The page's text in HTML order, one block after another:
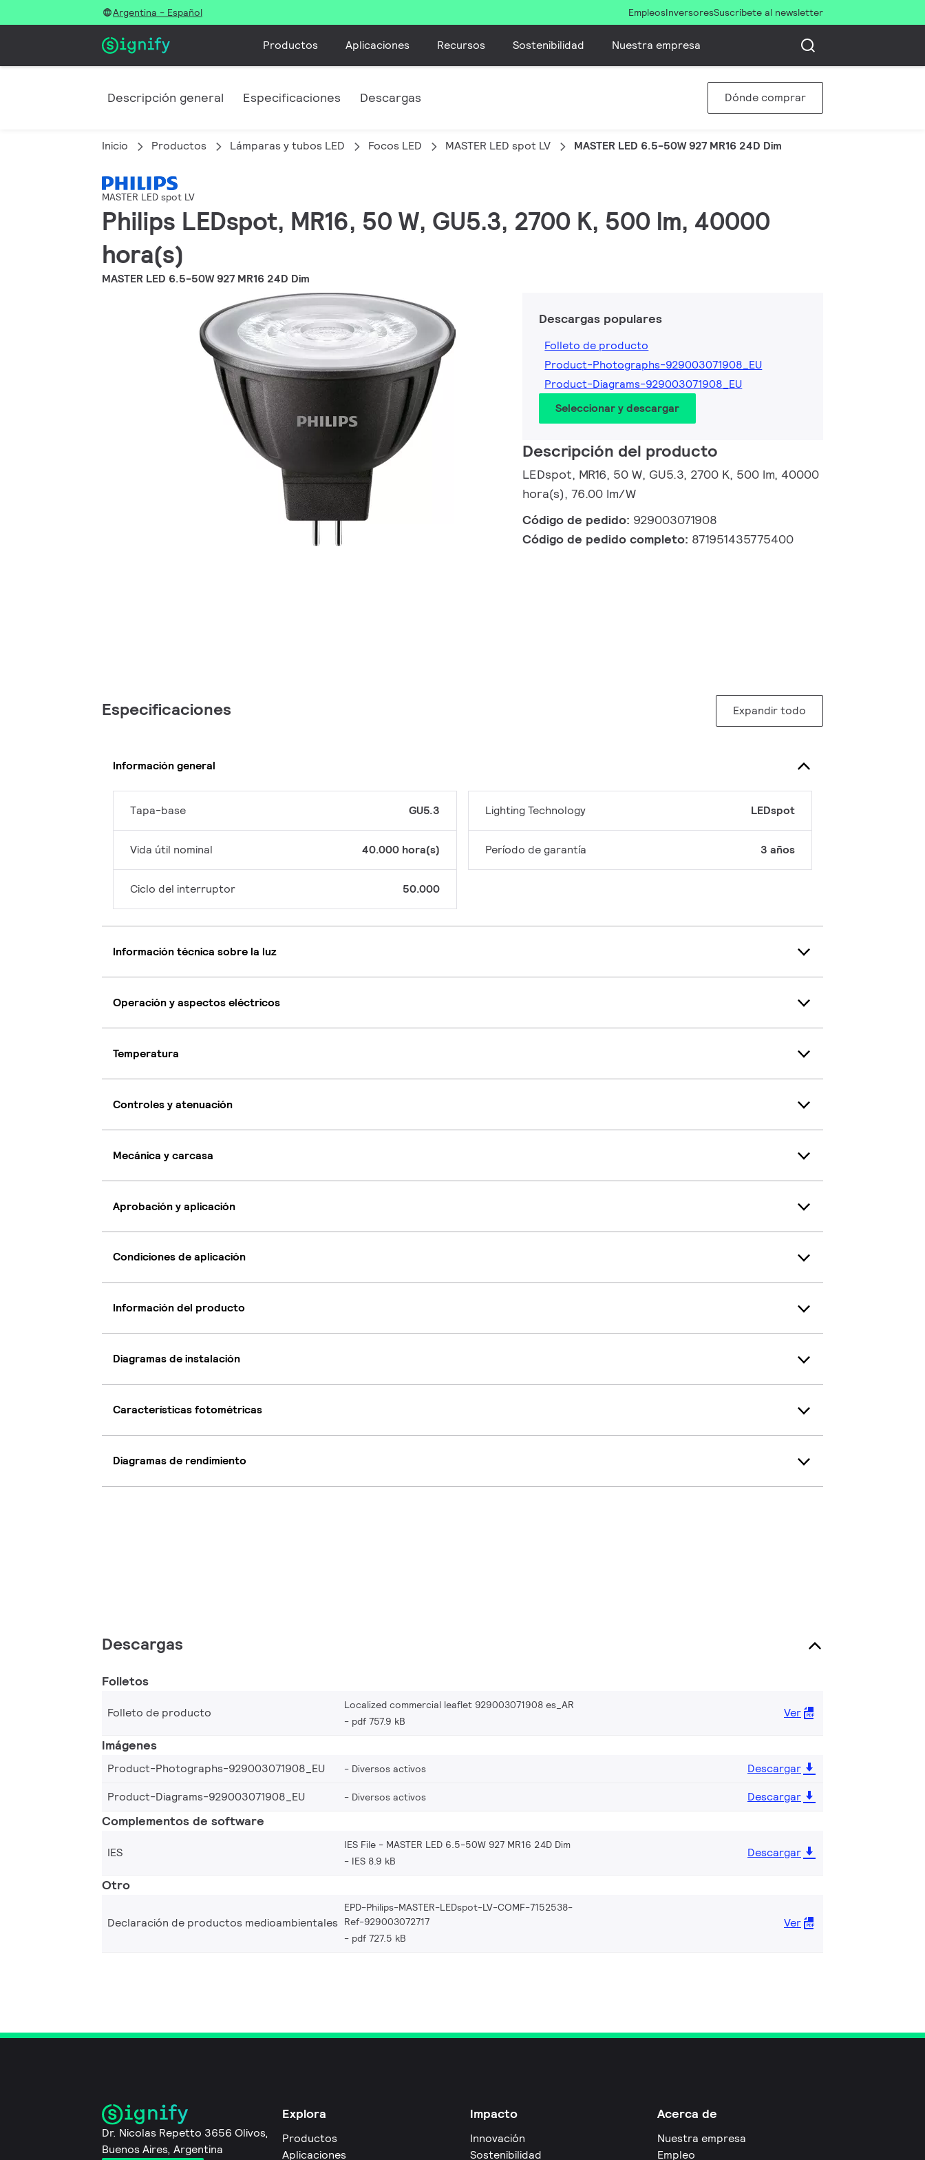
Argentina - Español EmpleosInversoresSuscríbete al newsletter
Productos Aplicaciones Recursos Sostenibilidad Nuestra empresa
Descripción general Especificaciones Descargas Dónde comprar
Inicio Productos Lámparas y tubos LED Focos LED MASTER LED spot LV MASTER LED 6.5-50W 927 MR16 24D Dim
MASTER LED spot LV
Philips LEDspot, MR16, 50 W, GU5.3, 2700 K, 500 lm, 40000
hora(s)
MASTER LED 6.5-50W 927 MR16 24D Dim
Descargas populares
Folleto de producto
Product-Photographs-929003071908_EU
Product-Diagrams-929003071908_EU
Seleccionar y descargar
Descripción del producto
LEDspot, MR16, 50 W, GU5.3, 2700 K, 500 lm, 40000
hora(s), 76.00 lm/W
Código de pedido: 929003071908
Código de pedido completo: 871951435775400
Especificaciones Expandir todo
Información general
Tapa-base GU5.3
Vida útil nominal 40.000 hora(s)
Ciclo del interruptor 50.000
Lighting Technology LEDspot
Período de garantía 3 años
Información técnica sobre la luz
Operación y aspectos eléctricos
Temperatura
Controles y atenuación
Mecánica y carcasa
Aprobación y aplicación
Condiciones de aplicación
Información del producto
Diagramas de instalación
Características fotométricas
Diagramas de rendimiento
Descargas
Folletos
Folleto de producto
Localized commercial leaflet 929003071908 es_AR
pdf 757.9 kB
Ver
Imágenes
Product-Photographs-929003071908_EU Diversos activos
Descargar
Product-Diagrams-929003071908_EU
Diversos activos Descargar
Complementos de software
IES
IES File - MASTER LED 6.5-50W 927 MR16 24D Dim
IES 8.9 kB
Descargar
Otro
Declaración de productos medioambientales
EPD-Philips-MASTER-LEDspot-LV-COMF-7152538-
Ref-929003072717
pdf 727.5 kB
Ver
Dr. Nicolas Repetto 3656 Olivos,
Buenos Aires, Argentina
Explora
Productos
Aplicaciones
Impacto
Innovación
Sostenibilidad
Acerca de
Nuestra empresa
Empleo